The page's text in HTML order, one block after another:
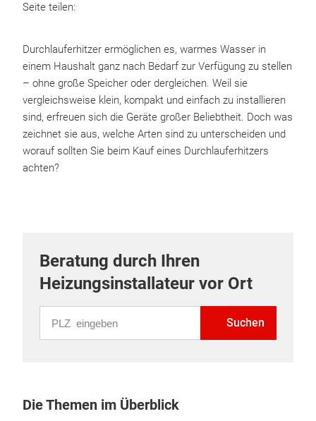
Seite teilen:
Durchlauferhitzer ermöglichen es, warmes Wasser in
einem Haushalt ganz nach Bedarf zur Verfügung zu stellen
– ohne große Speicher oder dergleichen. Weil sie
vergleichsweise klein, kompakt und einfach zu installieren
sind, erfreuen sich die Geräte großer Beliebtheit. Doch was
zeichnet sie aus, welche Arten sind zu unterscheiden und
worauf sollten Sie beim Kauf eines Durchlauferhitzers
achten?
Beratung durch Ihren
Heizungsinstallateur vor Ort
Suchen
Die Themen im Überblick